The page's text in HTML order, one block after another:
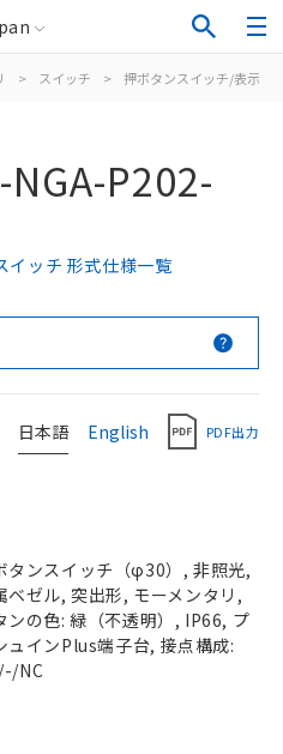
> スイッチ > 押ボタンスイッチ/表示灯
P202-
イッチ 形式仕様一覧
日本語 English PDF出力
タンスイッチ（φ30）, 非照光,
ベゼル, 突出形, モーメンタリ,
ンの色: 緑（不透明）, IP66, プ
ュインPlus端子台, 接点構成:
NC